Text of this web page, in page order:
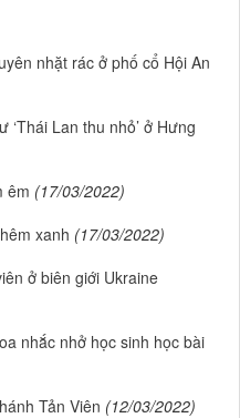
nhặt rác ở phố cổ Hội An
‘Thái Lan thu nhỏ’ ở Hưng
êm (17/03/2022)
xanh (17/03/2022)
ở biên giới Ukraine
nhắc nhở học sinh học bài
Tản Viên (12/03/2022)